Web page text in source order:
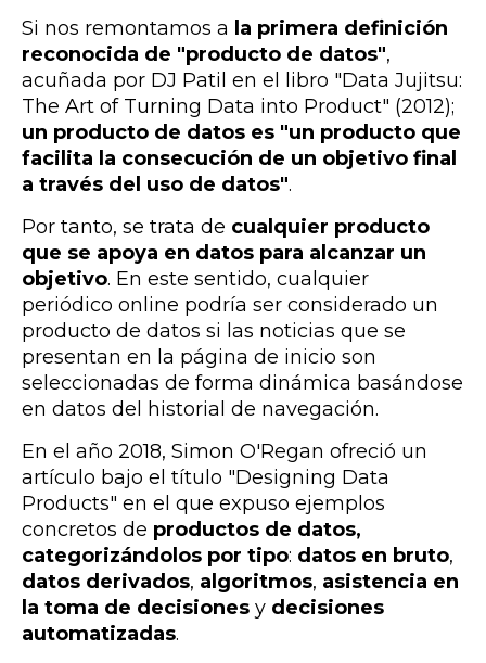
Si nos remontamos a la primera definición
reconocida de "producto de datos",
acuñada por DJ Patil en el libro "Data Jujitsu:
The Art of Turning Data into Product" (2012);
un producto de datos es "un producto que
facilita la consecución de un objetivo final
a través del uso de datos".
Por tanto, se trata de cualquier producto
que se apoya en datos para alcanzar un
objetivo. En este sentido, cualquier
periódico online podría ser considerado un
producto de datos si las noticias que se
presentan en la página de inicio son
seleccionadas de forma dinámica basándose
en datos del historial de navegación.
En el año 2018, Simon O'Regan ofreció un
artículo bajo el título "Designing Data
Products" en el que expuso ejemplos
concretos de productos de datos,
categorizándolos por tipo: datos en bruto,
datos derivados, algoritmos, asistencia en
la toma de decisiones y decisiones
automatizadas.